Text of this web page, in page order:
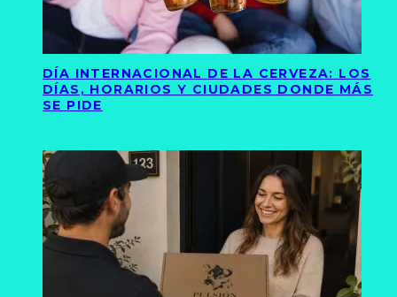
DÍA INTERNACIONAL DE LA CERVEZA: LOS
DÍAS, HORARIOS Y CIUDADES DONDE MÁS
SE PIDE